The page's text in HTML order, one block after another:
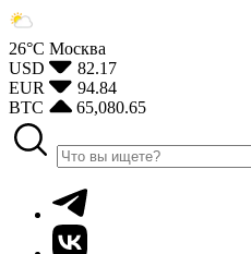
26°С Москва
USD
82.17
EUR
94.84
BTC
65,080.65